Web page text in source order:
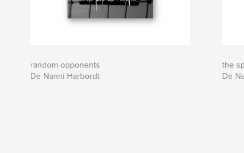
random opponents
De Nanni Harbordt
the
De